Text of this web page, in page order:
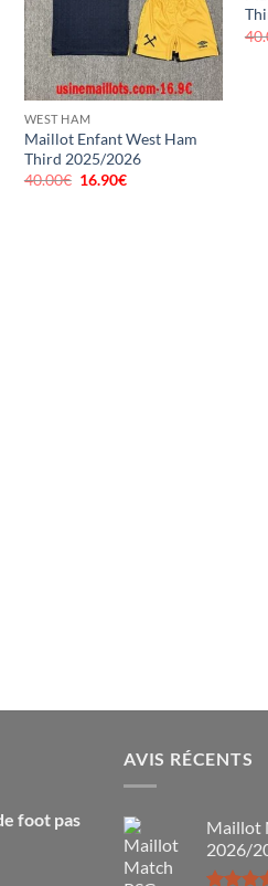
WEST HAM
Maillot Enfant West Ham
Third 2025/2026
40.00€ Le
16.90€
foot pas
AVIS RÉCENTS
Maillot
2026/